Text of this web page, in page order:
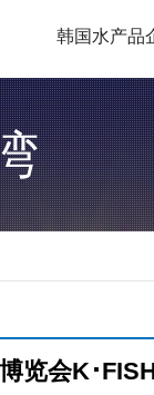
韩国水产品
览会K･